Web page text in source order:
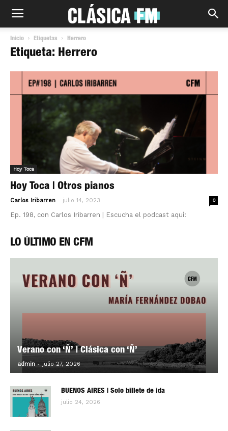
Inicio Etiquetas Herrero
Etiqueta: Herrero
Hoy Toca
Hoy Toca | Otros pianos
Carlos Iribarren - julio 14, 2023 0
Ep. 198, con Carlos Iribarren | Escucha el podcast aquí:
LO ÚLTIMO EN CFM
Verano con ‘Ñ’ | Clásica con ‘Ñ’
admin - julio 27, 2026 0
BUENOS AIRES | Solo billete de ida
julio 24, 2026